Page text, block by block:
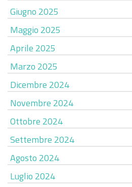
Giugno 2025
Maggio 2025
Aprile 2025
Marzo 2025
Dicembre 2024
Novembre 2024
Ottobre 2024
Settembre 2024
Agosto 2024
Luglio 2024